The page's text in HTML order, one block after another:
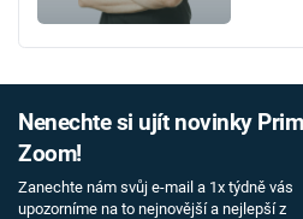
Nenechte si ujít novinky
Zoom!
Zanechte nám svůj e-mail a 1x týdně vás
upozorníme na to nejnovější a nejlepší z